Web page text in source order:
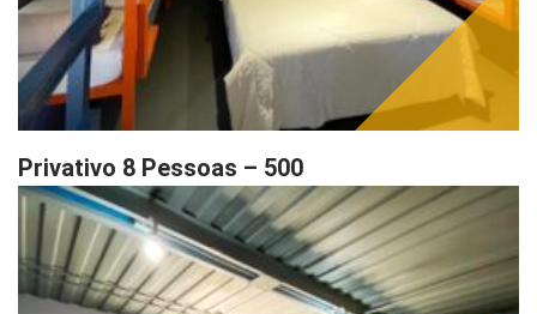
Privativo 8 Pessoas – 500